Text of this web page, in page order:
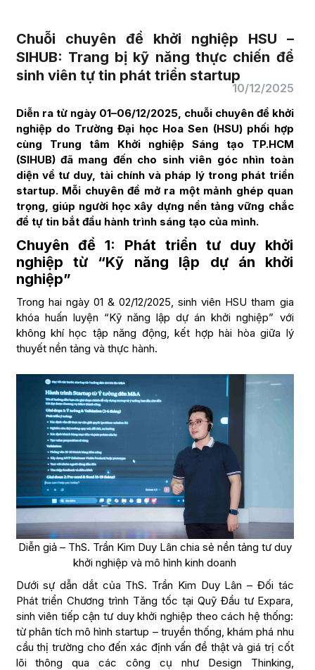
Chuỗi chuyên đề khởi nghiệp HSU –
SIHUB: Trang bị kỹ năng thực chiến để
sinh viên tự tin phát triển startup
10/12/2025
Diễn ra từ ngày 01–06/12/2025, chuỗi chuyên đề khởi
nghiệp do Trường Đại học Hoa Sen (HSU) phối hợp
cùng Trung tâm Khởi nghiệp Sáng tạo TP.HCM
(SIHUB) đã mang đến cho sinh viên góc nhìn toàn
diện về tư duy, tài chính và pháp lý trong phát triển
startup. Mỗi chuyên đề mở ra một mảnh ghép quan
trọng, giúp người học xây dựng nền tảng vững chắc
để tự tin bắt đầu hành trình sáng tạo của mình.
Chuyên đề 1: Phát triển tư duy khởi
nghiệp từ “Kỹ năng lập dự án khởi
nghiệp”
Trong hai ngày 01 & 02/12/2025, sinh viên HSU tham gia
khóa huấn luyện “Kỹ năng lập dự án khởi nghiệp” với
không khí học tập năng động, kết hợp hài hòa giữa lý
thuyết nền tảng và thực hành.
Diễn giả – ThS. Trần Kim Duy Lân chia sẻ nền tảng tư duy
khởi nghiệp và mô hình kinh doanh
Dưới sự dẫn dắt của ThS. Trần Kim Duy Lân – Đối tác
Phát triển Chương trình Tăng tốc tại Quỹ Đầu tư Expara,
sinh viên tiếp cận tư duy khởi nghiệp theo cách hệ thống:
từ phân tích mô hình startup – truyền thống, khám phá nhu
cầu thị trường cho đến xác định vấn đề thật và giá trị cốt
lõi thông qua các công cụ như Design Thinking,